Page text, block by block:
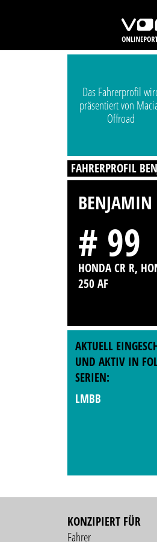
Das Fahrerprofil
präsentiert von
Offroad
FAHRERPROFIL
BENJAMIN
# 99
HONDA CR R,
250 AF
AKTUELL
UND AKTIV IN
SERIEN:
LMBB
KONZIPIERT FÜR
Fahrer